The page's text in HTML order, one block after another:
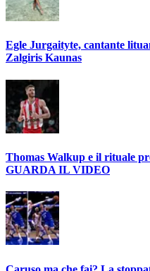
Egle Jurgaityte, cantante
Zalgiris Kaunas
Thomas Walkup e il rituale
GUARDA IL VIDEO